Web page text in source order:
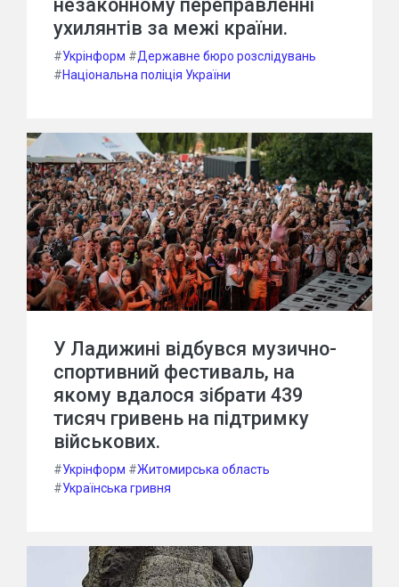
незаконному переправленні
ухилянтів за межі країни.
#Укрінформ #Державне бюро розслідувань
#Національна поліція України
У Ладижині відбувся музично-
спортивний фестиваль, на
якому вдалося зібрати 439
тисяч гривень на підтримку
військових.
#Укрінформ #Житомирська область
#Українська гривня